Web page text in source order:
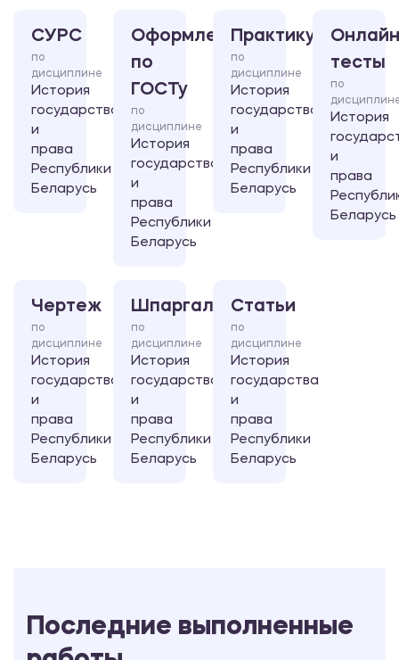
СУРС
по
дисциплине
История
государства
и
права
Республики
Беларусь
Оформление
по
ГОСТу
по
дисциплине
История
государства
и
права
Республики
Беларусь
Практикум
по
дисциплине
История
государства
и
права
Республики
Беларусь
тесты
по
История
и
права
Беларусь
Чертеж
по
дисциплине
История
государства
и
права
Республики
Беларусь
Шпаргалка
по
дисциплине
История
государства
и
права
Республики
Беларусь
Статьи
по
дисциплине
История
государства
и
права
Республики
Беларусь
Последние выполненные